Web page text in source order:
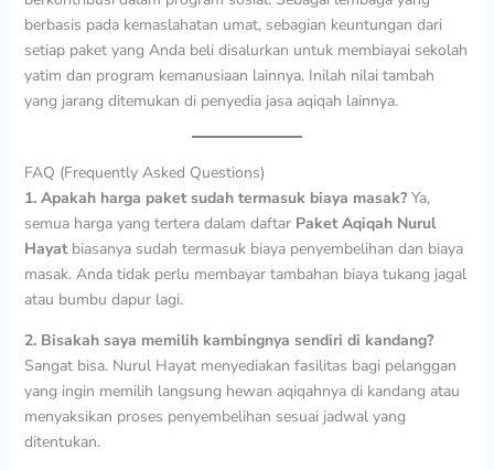
berbasis pada kemaslahatan umat, sebagian keuntungan dari
setiap paket yang Anda beli disalurkan untuk membiayai sekolah
yatim dan program kemanusiaan lainnya. Inilah nilai tambah
yang jarang ditemukan di penyedia jasa aqiqah lainnya.
FAQ (Frequently Asked Questions)
1. Apakah harga paket sudah termasuk biaya masak?Ya,
semua harga yang tertera dalam daftar Paket Aqiqah Nurul
Hayatbiasanya sudah termasuk biaya penyembelihan dan biaya
masak. Anda tidak perlu membayar tambahan biaya tukang jagal
atau bumbu dapur lagi.
2. Bisakah saya memilih kambingnya sendiri di kandang?
Sangat bisa. Nurul Hayat menyediakan fasilitas bagi pelanggan
yang ingin memilih langsung hewan aqiqahnya di kandang atau
menyaksikan proses penyembelihan sesuai jadwal yang
ditentukan.